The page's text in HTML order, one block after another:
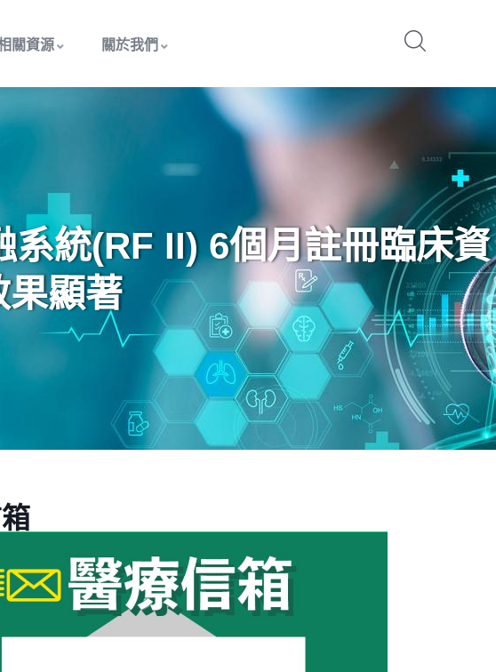
關資源 關於我們
統(RF II) 6個月註冊臨床資
果顯著